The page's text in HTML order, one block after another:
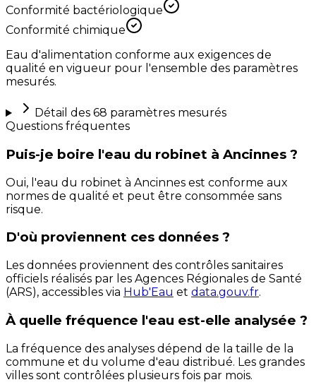
Conformité bactériologique
Conformité chimique
Eau d'alimentation conforme aux exigences de
qualité en vigueur pour l'ensemble des paramètres
mesurés.
Détail des 68 paramètres mesurés
Questions fréquentes
Puis-je boire l'eau du robinet à Ancinnes ?
Oui, l'eau du robinet à Ancinnes est conforme aux
normes de qualité et peut être consommée sans
risque.
D'où proviennent ces données ?
Les données proviennent des contrôles sanitaires
officiels réalisés par les Agences Régionales de Santé
(ARS), accessibles via Hub'Eau et data.gouv.fr.
À quelle fréquence l'eau est-elle analysée ?
La fréquence des analyses dépend de la taille de la
commune et du volume d'eau distribué. Les grandes
villes sont contrôlées plusieurs fois par mois.